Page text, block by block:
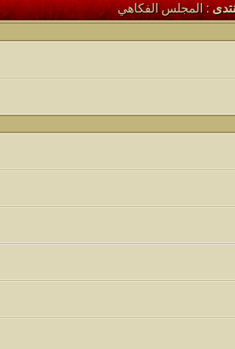
الموضوع مشاركات
الميآسية 30
: المجلس الفكاهي